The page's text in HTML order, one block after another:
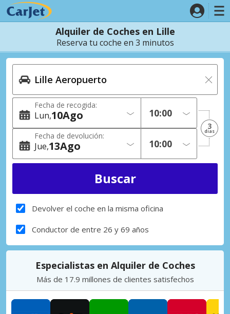
Alquiler de Coches en Lille
Reserva tu coche en 3 minutos
Fecha de recogida:
Lun 10Ago
Fecha de devolución:
Jue 13Ago
3
dias
Devolver el coche en la misma oficina
Conductor de entre 26 y 69 años
Especialistas en Alquiler de Coches
Más de 17.9 millones de clientes satisfechos